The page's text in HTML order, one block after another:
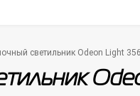
светильник Odeon Light